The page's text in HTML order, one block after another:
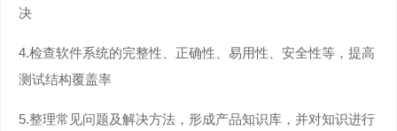
决
4.检查软件系统的完整性、正确性、易用性、安全性等，提高
测试结构覆盖率
5.整理常见问题及解决方法，形成产品知识库，并对知识进行